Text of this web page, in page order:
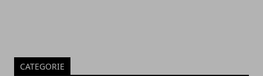
CATEGORIE